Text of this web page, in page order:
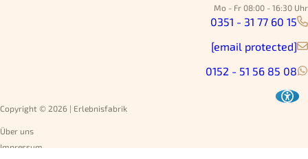
Mo - Fr 08:00 - 16:30 Uhr
0351 - 31 77 60 15
[email protected]
0152 - 51 56 85 08
Copyright © 2026 | Erlebnisfabrik
Über uns
Impressum